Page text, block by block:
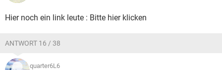
Hier noch ein link leute : Bitte hier klicken
ANTWORT 16 / 38
quarter6L6